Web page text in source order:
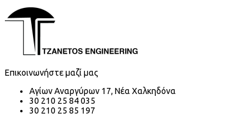
Επικοινωνήστε μαζί μας
Αγίων Αναργύρων 17, Νέα Χαλκηδόνα
30 210 25 84 035
30 210 25 85 197